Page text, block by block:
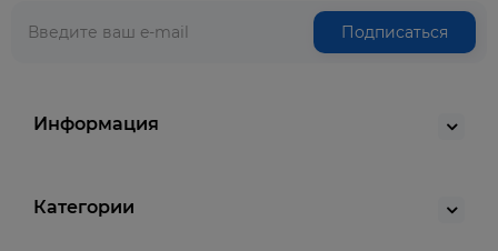
Подписаться
Информация
Категории